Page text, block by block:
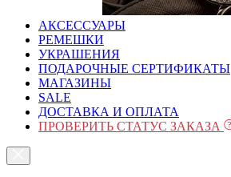
АКСЕССУАРЫ
РЕМЕШКИ
УКРАШЕНИЯ
ПОДАРОЧНЫЕ СЕРТИФИКАТЫ
МАГАЗИНЫ
SALE
ДОСТАВКА И ОПЛАТА
ПРОВЕРИТЬ СТАТУС ЗАКАЗА